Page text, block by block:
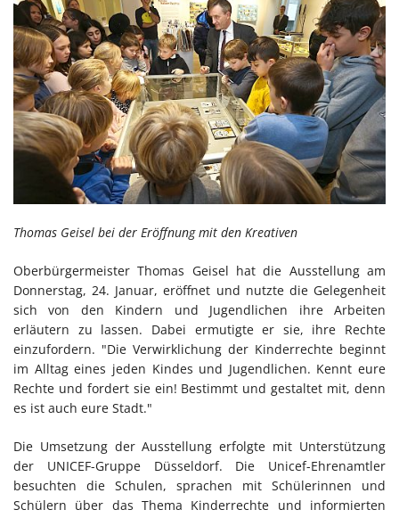
Thomas Geisel bei der Eröffnung mit den Kreativen
Oberbürgermeister Thomas Geisel hat die Ausstellung am
Donnerstag, 24. Januar, eröffnet und nutzte die Gelegenheit
sich von den Kindern und Jugendlichen ihre Arbeiten
erläutern zu lassen. Dabei ermutigte er sie, ihre Rechte
einzufordern. "Die Verwirklichung der Kinderrechte beginnt
im Alltag eines jeden Kindes und Jugendlichen. Kennt eure
Rechte und fordert sie ein! Bestimmt und gestaltet mit, denn
es ist auch eure Stadt."
Die Umsetzung der Ausstellung erfolgte mit Unterstützung
der UNICEF-Gruppe Düsseldorf. Die Unicef-Ehrenamtler
besuchten die Schulen, sprachen mit Schülerinnen und
Schülern über das Thema Kinderrechte und informierten